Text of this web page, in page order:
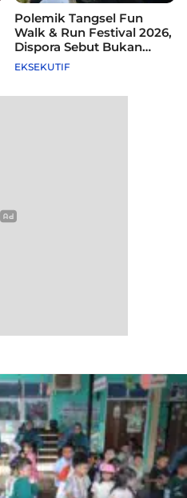
Polemik Tangsel Fun
Walk & Run Festival 2026,
Dispora Sebut Bukan
Agenda Pemkot
EKSEKUTIF